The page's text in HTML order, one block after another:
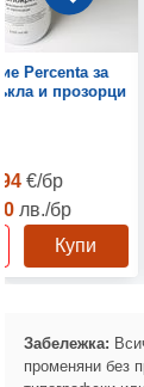
Percenta за
и прозорци
€/бр
лв./бр
Купи
Забележка:
променяни без